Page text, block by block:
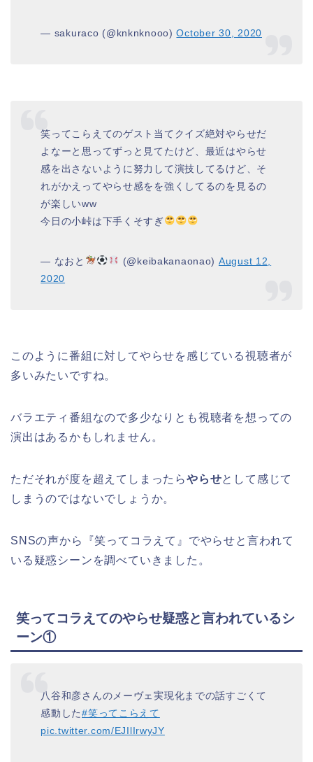
— sakuraco (@knknknooo)October 30, 2020
笑ってこらえてのゲスト当てクイズ絶対やらせだ
よなーと思ってずっと見てたけど、最近はやらせ
感を出さないように努力して演技してるけど、そ
れがかえってやらせ感をを強くしてるのを見るの
が楽しいww
今日の小峠は下手くそすぎ
— なおと (@keibakanaonao) August 12,
2020
このように番組に対してやらせを感じている視聴者が
多いみたいですね。
バラエティ番組なので多少なりとも視聴者を想っての
演出はあるかもしれません。
ただそれが度を超えてしまったらやらせとして感じて
しまうのではないでしょうか。
SNSの声から『笑ってコラえて』でやらせと言われて
いる疑惑シーンを調べていきました。
笑ってコラえてのやらせ疑惑と言われているシ
ーン①
八谷和彦さんのメーヴェ実現化までの話すごくて
感動した#笑ってこらえて
pic.twitter.com/EJIlIrwyJY